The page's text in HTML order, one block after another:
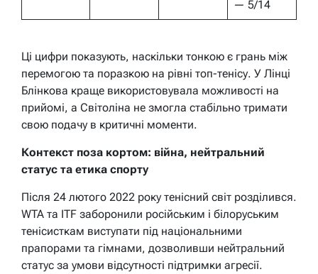
— 5/14
Ці цифри показують, наскільки тонкою є грань між
перемогою та поразкою на рівні топ-тенісу. У Лінці
Блінкова краще використовувала можливості на
прийомі, а Світоліна не змогла стабільно тримати
свою подачу в критичні моменти.
Контекст поза кортом: війна, нейтральний
статус та етика спорту
Після 24 лютого 2022 року тенісний світ розділився.
WTA та ITF заборонили російським і білоруським
тенісисткам виступати під національними
прапорами та гімнами, дозволивши нейтральний
статус за умови відсутності підтримки агресії.